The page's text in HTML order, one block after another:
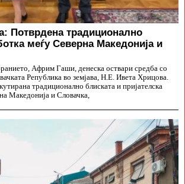
Потврдена традиционално
меѓу Северна Македонија и
Африм Гаши, денеска оствари средба со
Република во земјава, Н.Е. Ивета Хрицова.
традиционално блиската и пријателска
Македонија и Словачка,